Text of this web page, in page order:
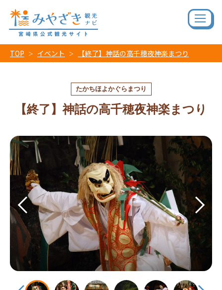
TOP イベント 【終了】神話の高千穂夜神楽まつり
たかちほよかぐらまつり
【終了】神話の高千穂夜神楽まつり